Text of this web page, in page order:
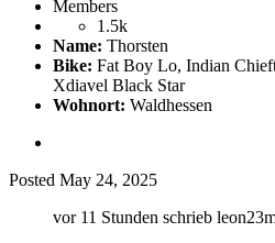
Members
1.5k
Name: Thorsten
Bike: Fat Boy Lo, Indian
Xdiavel Black Star
Wohnort: Waldhessen
Posted May 24, 2025
vor 11 Stunden schrieb